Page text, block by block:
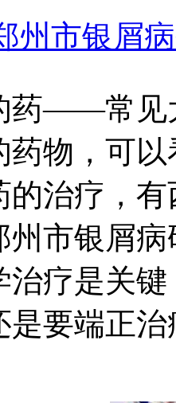
州市银屑
药——常见
药物，可
的治疗，
州市银屑
治疗是关
是要端正